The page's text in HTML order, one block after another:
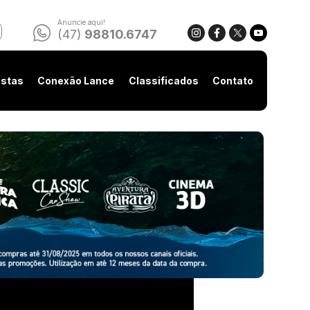
Anuncie aqui!
(47) 98810.6747
Conexão Lance Classificados Contato